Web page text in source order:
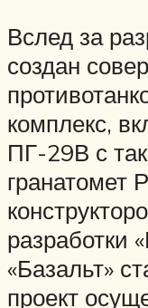
Вслед за
создан
комплекс,
ПГ-29В с
разработки
«Базальт»
проект